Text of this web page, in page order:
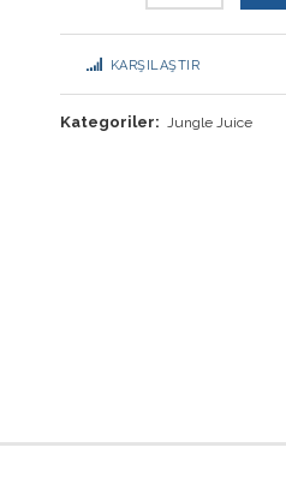
KARŞILAŞTIR
Kategoriler: Jungle Juice